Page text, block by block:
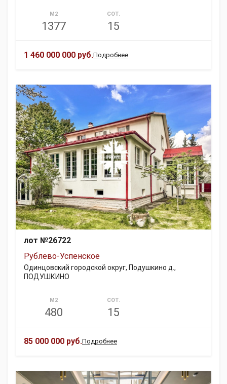
М2
1377
СОТ.
15
1 460 000 000 руб.Подробнее
лот №26722
Рублево-Успенское
Одинцовский городской округ, Подушкино д.,
ПОДУШКИНО
М2
480
СОТ.
15
85 000 000 руб.Подробнее